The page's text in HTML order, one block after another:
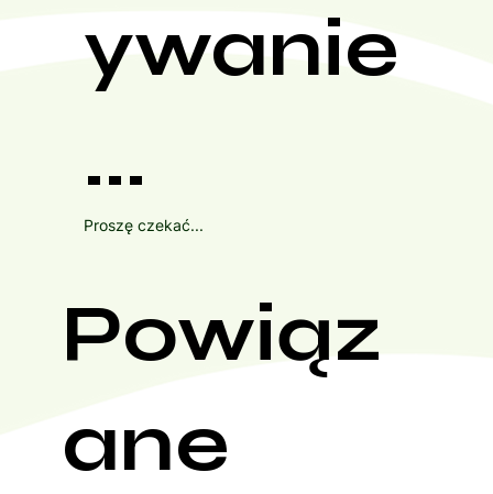
ywanie
...
Proszę czekać...
Powiąz
ane